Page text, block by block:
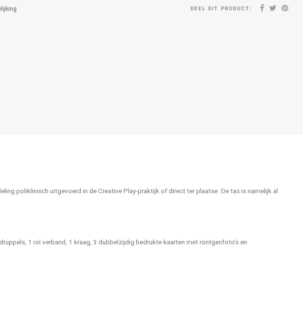
DEEL DIT PRODUCT:
poliklinisch uitgevoerd in de Creative Play-praktijk of direct ter plaatse. De tas is namelijk al
1 rol verband, 1 kraag, 3 dubbelzijdig bedrukte kaarten met röntgenfoto's en